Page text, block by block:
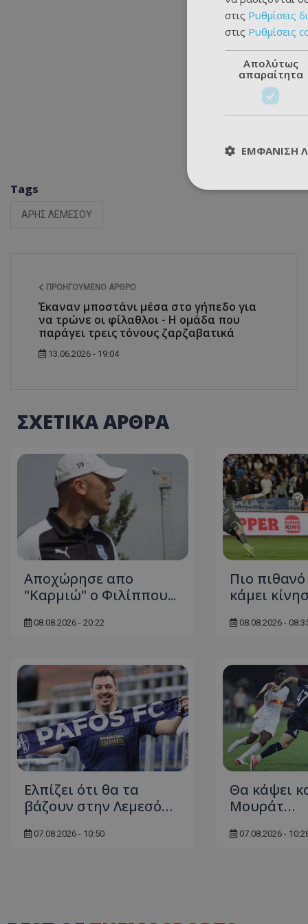
Tags
ΑΡΗΣ ΛΕΜΕΣΟΥ
ΠΡΟΗΓΟΎΜΕΝΟ ΆΡΘΡΟ
Έκαναν μποστάνι μέσα στο γήπεδο για
να τρώνε οι φίλαθλοι - Η ομάδα που
παράγει τρεις τόνους ζαρζαβατικά
13.06.2026 - 19:04
ΣΧΕΤΙΚΑ ΑΡΘΡΑ
Aποχώρησε απο
"Καρμιώ" ο Φιλίππου...
08.08.2026 - 20:22
Πιο
κάμει
08.08.2026 -
Ελπίζει ότι θα τα
βάζουν στην Λεμεσό…
07.08.2026 - 10:50
Θα κάψει
Μουράτ…
07.08.2026 -
στις Ρυθμίσεις
στις Ρυθμίσεις
Απολύτως
απαραίτητα
ΕΜΦΆΝΙΣΗ